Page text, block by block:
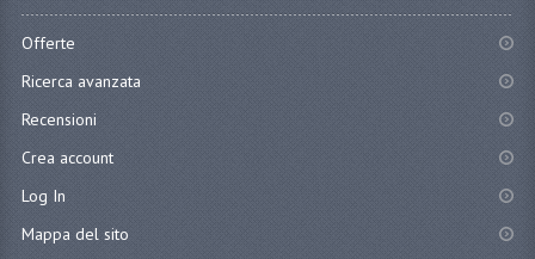
Offerte
Ricerca avanzata
Recensioni
Crea account
Log In
Mappa del sito